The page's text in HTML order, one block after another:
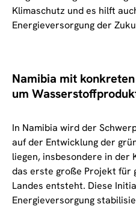
Klimaschutz und es hilft
Energieversorgung der
Namibia mit
um
In Namibia wird der
auf der Entwicklung der
liegen, insbesondere in der
das erste große Projekt für
Landes entsteht. Diese
Energieversorgung